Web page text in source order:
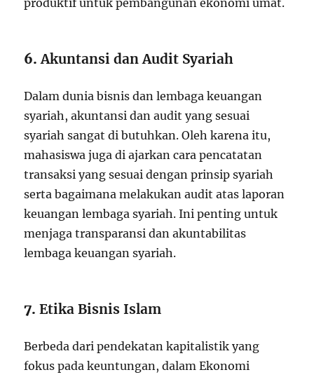
produktif untuk pembangunan ekonomi umat.
6.Akuntansi dan Audit Syariah
Dalam dunia bisnis dan lembaga keuangan
syariah, akuntansi dan audit yang sesuai
syariah sangat di butuhkan. Oleh karena itu,
mahasiswa juga di ajarkan cara pencatatan
transaksi yang sesuai dengan prinsip syariah
serta bagaimana melakukan audit atas laporan
keuangan lembaga syariah. Ini penting untuk
menjaga transparansi dan akuntabilitas
lembaga keuangan syariah.
7.Etika Bisnis Islam
Berbeda dari pendekatan kapitalistik yang
fokus pada keuntungan, dalam Ekonomi